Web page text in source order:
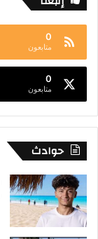
0
متابعون
0
متابعون
حوادث